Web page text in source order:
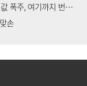
주, 여기까지 번졌다
손